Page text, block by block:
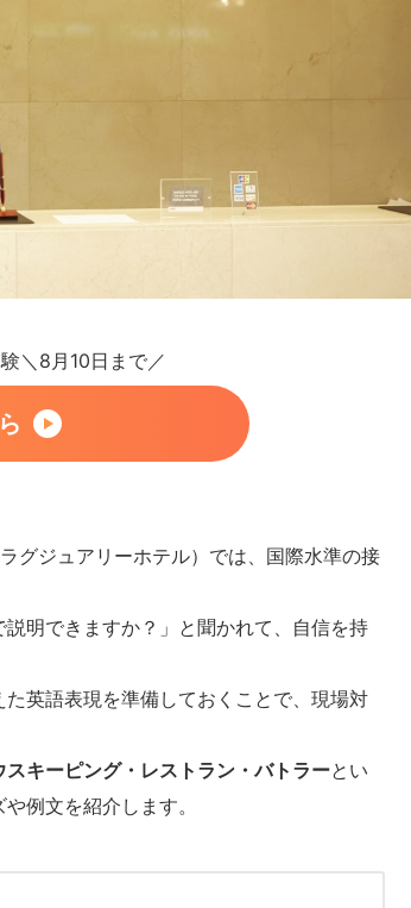
＼8月10日まで／
グジュアリーホテル）では、国際水準の接
明できますか？」と聞かれて、自信を持
英語表現を準備しておくことで、現場対
キーピング・レストラン・バトラーとい
例文を紹介します。